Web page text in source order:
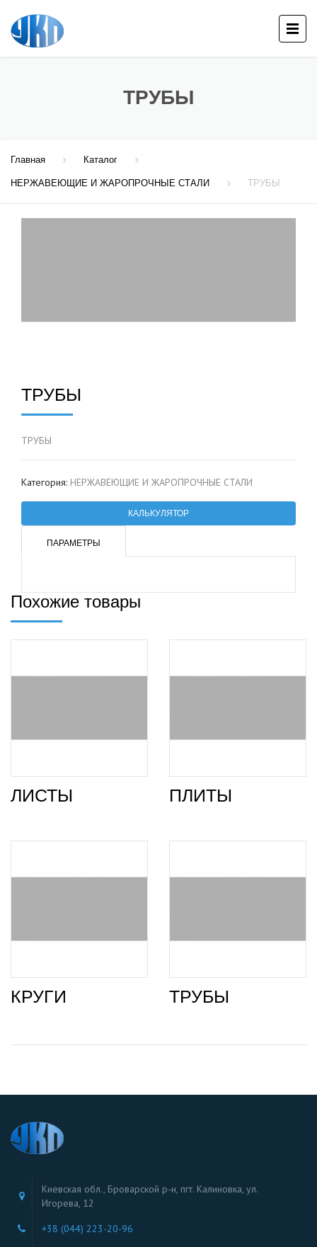
ТРУБЫ
Главная Каталог
НЕРЖАВЕЮЩИЕ И ЖАРОПРОЧНЫЕ СТАЛИ ТРУБЫ
ТРУБЫ
ТРУБЫ
Категория: НЕРЖАВЕЮЩИЕ И ЖАРОПРОЧНЫЕ СТАЛИ
КАЛЬКУЛЯТОР
ПАРАМЕТРЫ
Похожие товары
ЛИСТЫ ПЛИТЫ
КРУГИ ТРУБЫ
Киевская обл., Броварской р-н, пгт. Калиновка, ул.
Игорева, 12
+38 (044) 223-20-96